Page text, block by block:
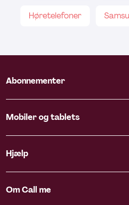
Høretelefoner
Abonnementer
Mobiler og tablets
Hjælp
Om Call me